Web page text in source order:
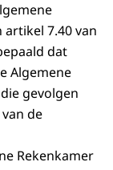
7.40 van
dat
Algemene
gevolgen
de
Rekenkamer